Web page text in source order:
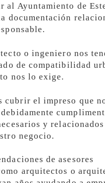
al Ayuntamiento de
documentación
o ingeniero nos
de compatibilidad
nos lo exige.
cubrir el impreso que
y
negocio.
de asesores
arquitectos o